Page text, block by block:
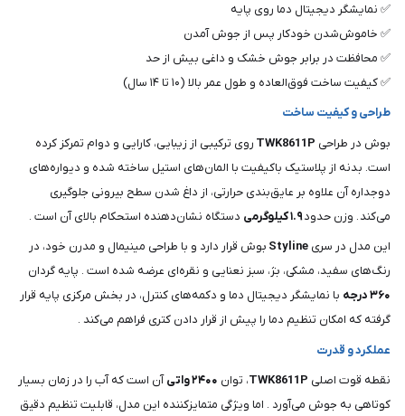
✅ نمایشگر دیجیتال دما روی پایه
✅ خاموش‌شدن خودکار پس از جوش آمدن
✅ محافظت در برابر جوش خشک و داغی بیش از حد
✅ کیفیت ساخت فوق‌العاده و طول عمر بالا (۱۰ تا ۱۴ سال)
طراحی و کیفیت ساخت
بوش در طراحی TWK8611P روی ترکیبی از زیبایی، کارایی و دوام تمرکز کرده
است. بدنه از پلاستیک باکیفیت با المان‌های استیل ساخته شده و دیواره‌های
دوجداره آن علاوه بر عایق‌بندی حرارتی، از داغ شدن سطح بیرونی جلوگیری
می‌کند . وزن حدود
دستگاه نشان‌دهنده استحکام بالای آن است .
این مدل در سری Styline بوش قرار دارد و با طراحی مینیمال و مدرن خود، در
رنگ‌های سفید، مشکی، بژ، سبز نعنایی و نقره‌ای عرضه شده است . پایه گردان
۳۶۰ درجه
با نمایشگر دیجیتال دما و دکمه‌های کنترل، در بخش مرکزی پایه قرار
گرفته که امکان تنظیم دما را پیش از قرار دادن کتری فراهم می‌کند .
عملکرد و قدرت
نقطه قوت اصلی TWK8611P، توان ۲۴۰۰ واتی
آن است که آب را در زمان بسیار
کوتاهی به جوش می‌آورد . اما ویژگی متمایزکننده این مدل، قابلیت تنظیم دقیق